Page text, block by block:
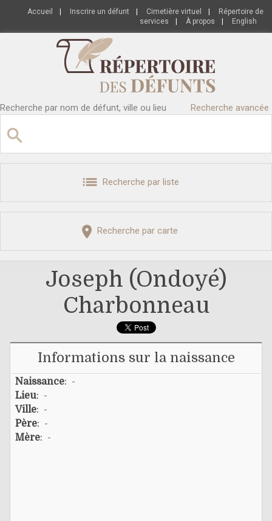
Accueil Inscrire un défunt Cimetière virtuel
Répertoire de
services
À propos English
Recherche par nom de défunt, ville ou lieu Recherche avancée
Recherche par liste
Recherche par carte
Joseph (ondoyé)
Charbonneau
Informations sur la naissance
Naissance: -
Lieu: -
Ville: -
Père: -
Mère: -